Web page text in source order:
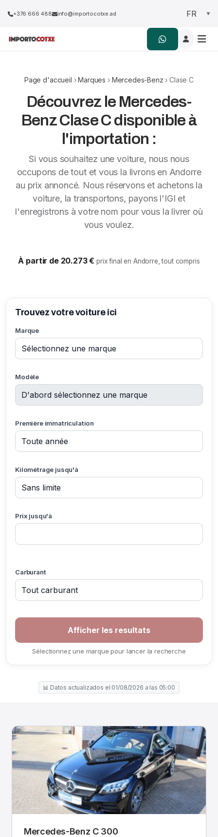
+376 666 488 info@importocotxe.ad
Page d'accueil ›Marques › Mercedes-Benz › Clase C
Découvrez le Mercedes-
Benz Clase C disponible à
l'importation :
Si vous souhaitez une voiture, nous nous
occupons de tout et vous la livrons en Andorre
au prix annoncé. Nous réservons et achetons la
voiture, la transportons, payons l'IGI et
l'enregistrons à votre nom pour vous la livrer où
vous voulez.
À partir de 20.273 €prix final en Andorre, tout compris
Trouvez votre voiture ici
Marque
Modèle
Première immatriculation
Kilométrage jusqu'à
Prix jusqu'à
Carburant
Sélectionnez une marque pour lancer la recherche
📊 Datos actualizados el 01/08/2026 a las 05:00
Mercedes-Benz C 300